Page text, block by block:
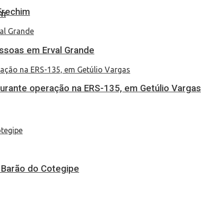
do Cotegipe
em Erval Grande
operação na ERS-135, em Getúlio Vargas